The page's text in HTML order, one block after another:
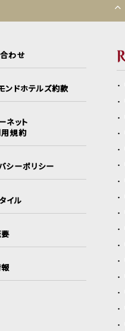
わせ
ンドホテルズ約款
ネット
規約
シーポリシー
イル